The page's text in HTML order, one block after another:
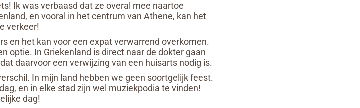
Ik was verbaasd dat ze overal mee naartoe
en vooral in het centrum van Athene, kan het
verkeer!
en het kan voor een expat verwarrend overkomen.
optie. In Griekenland is direct naar de dokter gaan
daarvoor een verwijzing van een huisarts nodig is.
In mijn land hebben we geen soortgelijk feest.
en in elke stad zijn wel muziekpodia te vinden!
dag!